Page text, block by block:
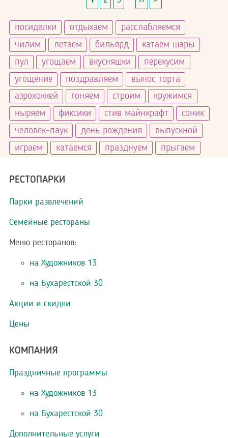
страницастраница
посиделки отдыхаем
расслабляемся
чилим
летаем бильярд
катаем шары
пул
угощаем вкусняшки
перекусим
угощение
поздравляем
вынос торта
аэрохоккей
гоняем строим
кружимся
ныряем
фиксики стив майнкрафт
соник
человек-паук
день рождения
выпускной
играем
катаемся празднуем прыгаем
РЕСТОПАРКИ
Парки развлечений
Семейные рестораны
Меню ресторанов:
на Художников 13
на Бухарестской 30
Акции и скидки
Цены
КОМПАНИЯ
Праздничные программы
на Художников 13
на Бухарестской 30
Дополнительные услуги